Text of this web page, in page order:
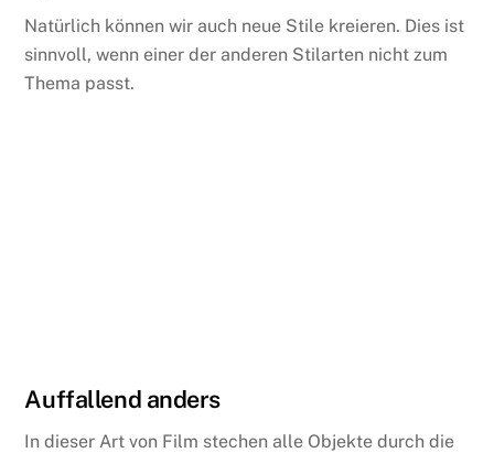
Natürlich können wir auch neue Stile kreieren. Dies ist
sinnvoll, wenn einer der anderen Stilarten nicht zum
Thema passt.
Auffallend anders
In dieser Art von Film stechen alle Objekte durch die